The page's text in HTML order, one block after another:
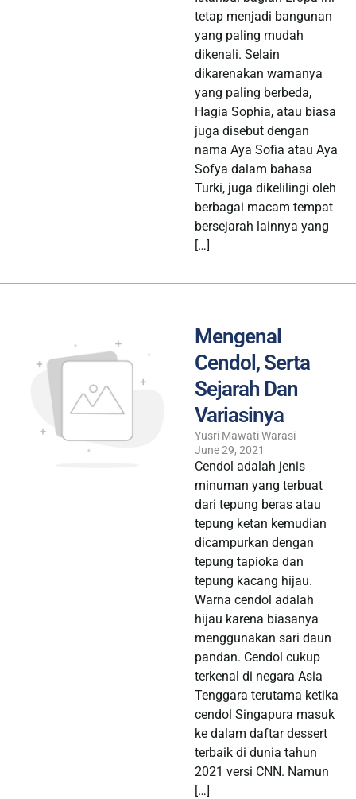
tetap menjadi bangunan
yang paling mudah
dikenali. Selain
dikarenakan warnanya
yang paling berbeda,
Hagia Sophia, atau biasa
juga disebut dengan
nama Aya Sofia atau Aya
Sofya dalam bahasa
Turki, juga dikelilingi oleh
berbagai macam tempat
bersejarah lainnya yang
[…]
Mengenal
Cendol, Serta
Sejarah Dan
Variasinya
Yusri Mawati Warasi
June 29, 2021
Cendol adalah jenis
minuman yang terbuat
dari tepung beras atau
tepung ketan kemudian
dicampurkan dengan
tepung tapioka dan
tepung kacang hijau.
Warna cendol adalah
hijau karena biasanya
menggunakan sari daun
pandan. Cendol cukup
terkenal di negara Asia
Tenggara terutama ketika
cendol Singapura masuk
ke dalam daftar dessert
terbaik di dunia tahun
2021 versi CNN. Namun
[…]